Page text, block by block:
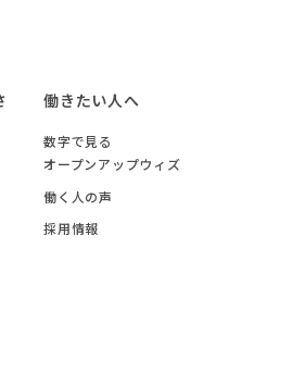
働きたい人へ
数字で見る
オープンアップウィズ
働く人の声
採用情報